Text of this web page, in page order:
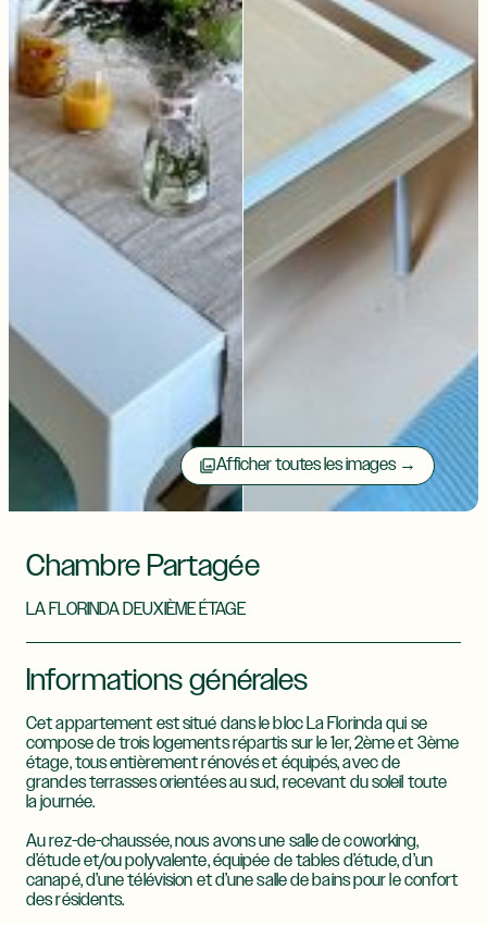
Afficher toutes les images →
Chambre Partagée
LA FLORINDA DEUXIÈME ÉTAGE
Informations générales​
Cet appartement est situé dans le bloc La Florinda qui se
compose de trois logements répartis sur le 1er, 2ème et 3ème
étage, tous entièrement rénovés et équipés, avec de
grandes terrasses orientées au sud, recevant du soleil toute
la journée.
Au rez-de-chaussée, nous avons une salle de coworking,
d’étude et/ou polyvalente, équipée de tables d’étude, d’un
canapé, d’une télévision et d’une salle de bains pour le confort
des résidents.